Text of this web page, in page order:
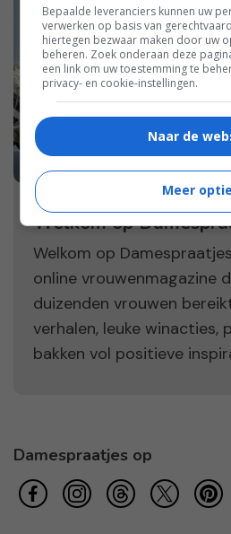
Welkom op
Welkom op
online vrouwenmagazine
duizenden vrouwen
verhalen, leuke winacties,
bakken vol positieve
Damespraatjes op
Bepaalde leveranciers kunnen uw
verwerken op basis van
hiertegen bezwaar maken door uw
beheren. Zoek onderaan deze
een link om uw toestemming te
privacy- en cookie-instellingen.
Naar de
Meer